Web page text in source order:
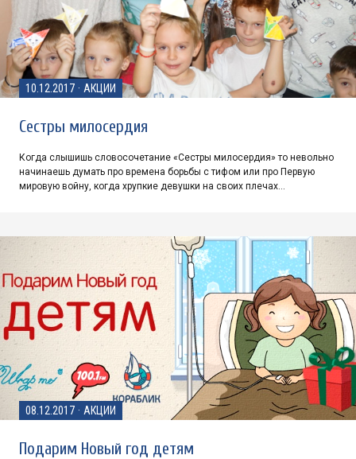
10.12.2017 · АКЦИИ
Сестры милосердия
Когда слышишь словосочетание «Сестры милосердия» то невольно
начинаешь думать про времена борьбы с тифом или про Первую
мировую войну, когда хрупкие девушки на своих плечах…
08.12.2017 · АКЦИИ
Подарим Новый год детям